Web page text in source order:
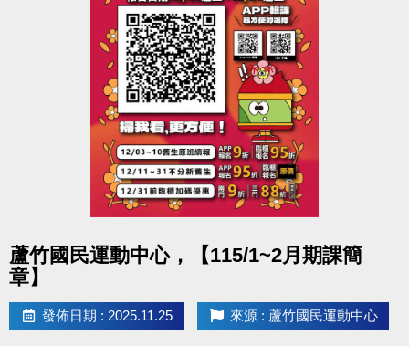
心一樓櫃檯報名。
報名費用：免費
●聯絡資訊 : (球館部) 03-2639066 #115
●活動地點 : 桃園市蘆竹國民運動
蘆竹國民運動中心，【115/1~2月期課簡
章】
發佈日期 : 2025.11.25 來源 : 蘆竹國民運動中心